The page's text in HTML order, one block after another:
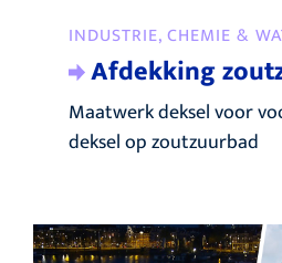
INDUSTRIE, CHEMIE &
Afdekking
Maatwerk deksel voor
deksel op zoutzuurbad